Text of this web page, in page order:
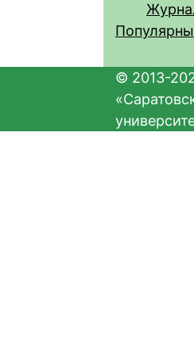
© 2013-